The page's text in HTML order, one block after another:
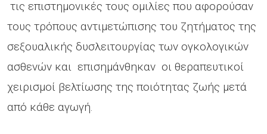
τις επιστημονικές τους ομιλίες που αφορούσαν
τους τρόπους αντιμετώπισης του ζητήματος της
σεξουαλικής δυσλειτουργίας των ογκολογικών
ασθενών και επισημάνθηκαν οι θεραπευτικοί
χειρισμοί βελτίωσης της ποιότητας ζωής μετά
από κάθε αγωγή.